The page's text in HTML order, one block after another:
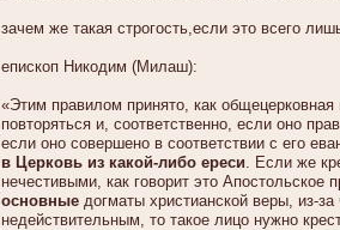
зачем же такая строгость,если это всего
епископ Никодим (Милаш):
«Этим правилом принято, как
повторяться и, соответственно, если оно
если оно совершено в соответствии с его
в Церковь из какой-либо ереси . Если же
нечестивыми, как говорит это Апостольское
основные догматы христианской веры, из-
недействительным, то такое лицо нужно